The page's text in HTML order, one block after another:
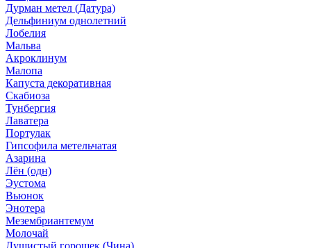
Дурман метел (Датура)
Дельфиниум однолетний
Лобелия
Мальва
Акроклинум
Малопа
Капуста декоративная
Скабиоза
Тунбергия
Лаватера
Портулак
Гипсофила метельчатая
Азарина
Лён (одн)
Эустома
Вьюнок
Энотера
Мезембриантемум
Молочай
Душистый горошек (Чина)